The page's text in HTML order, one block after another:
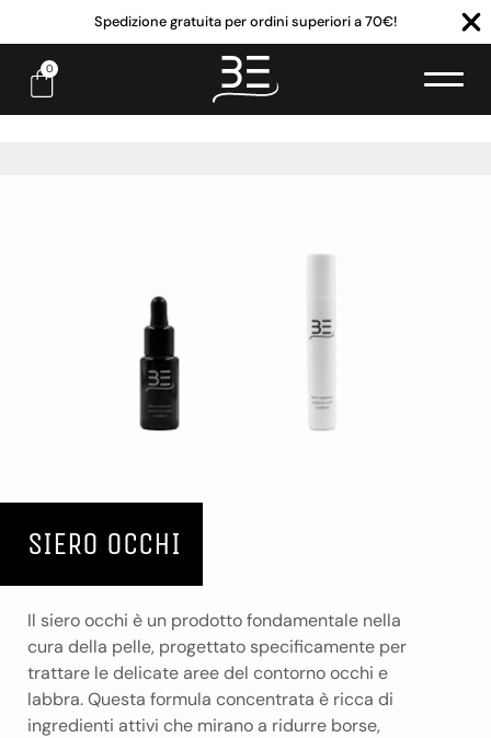
Spedizione gratuita per ordini superiori a 70€!
0
SIERO OCCHI
Il siero occhi è un prodotto fondamentale nella
cura della pelle, progettato specificamente per
trattare le delicate aree del contorno occhi e
labbra. Questa formula concentrata è ricca di
ingredienti attivi che mirano a ridurre borse,